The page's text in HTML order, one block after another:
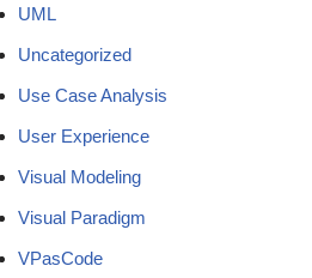
UML
Uncategorized
Use Case Analysis
User Experience
Visual Modeling
Visual Paradigm
VPasCode